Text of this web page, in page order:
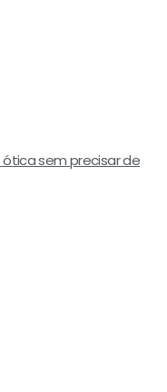
sem precisar de